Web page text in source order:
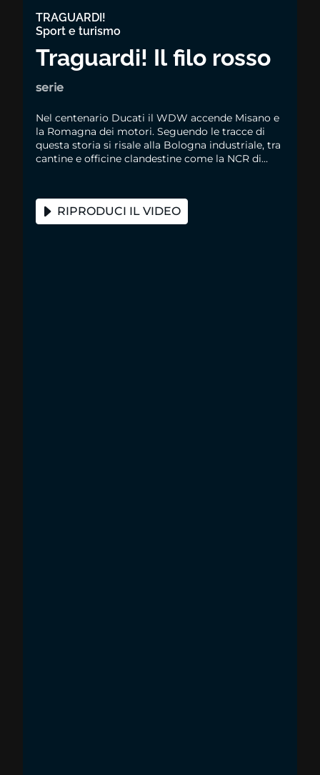
TRAGUARDI!
Sport e turismo
Traguardi! Il filo rosso
serie
Nel centenario Ducati il WDW accende Misano e
la Romagna dei motori. Seguendo le tracce di
questa storia si risale alla Bologna industriale, tra
cantine e officine clandestine come la NCR di
RIPRODUCI IL VIDEO